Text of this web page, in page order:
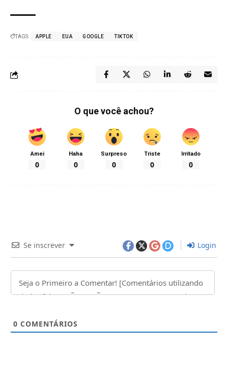
TAGS: APPLE EUA GOOGLE TIKTOK
O que você achou?
Amei
0
Haha
0
Surpreso
0
Triste
0
Irritado
0
Se inscrever Login
0 COMENTÁRIOS